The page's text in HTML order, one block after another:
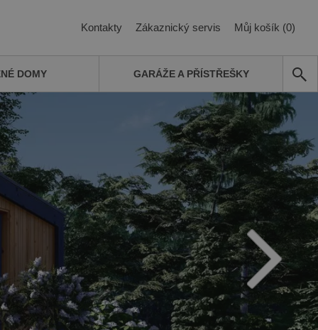
Kontakty Zákaznický servis Můj košík (0)
DOMY GARÁŽE A PŘÍSTŘEŠKY